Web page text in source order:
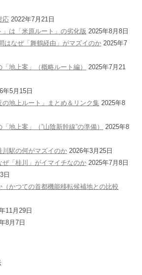
応 2022年7月21日
は「米原ルート」の劣化版 2025年8月8日
はなぜ「舞鶴経由」がマズイのか 2025年7
地上案」（概略ルート編）
2025年7月21
年5月15日
地上ルート」まとめ＆リンク集 2025年8
地上案」（”山陰新幹線”の準備）
2025年8
駅の何がマズイのか 2026年3月25日
「桂川」がイマイチなのか 2025年7月8日
日
かつての首都機能移転候補地との比較
11月29日
8月7日